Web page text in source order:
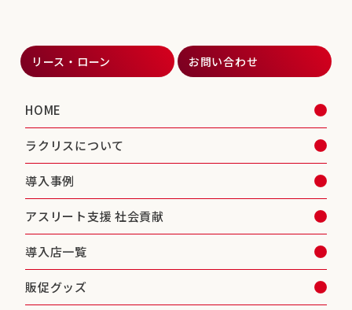
リース・ローン お問い合わせ
HOME
ラクリスについて
導入事例
アスリート支援 社会貢献
導入店一覧
販促グッズ